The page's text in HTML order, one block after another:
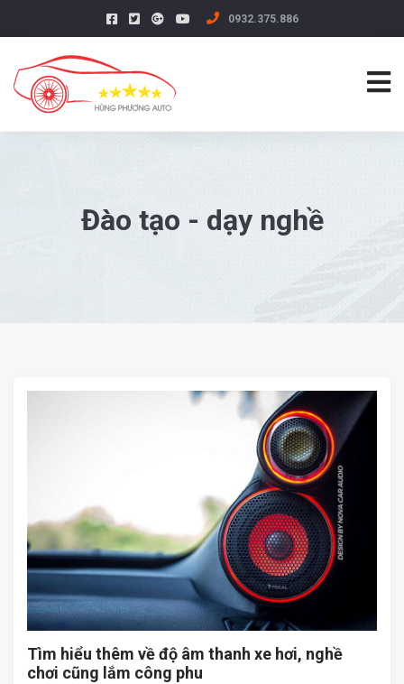
0932.375.886
Đào tạo - dạy nghề
Tìm hiểu thêm về độ âm thanh xe hơi, nghề
chơi cũng lắm công phu